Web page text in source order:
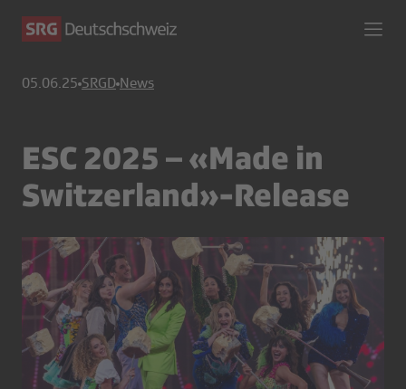
05.06.25 SRGD News
ESC 2025 – «Made in
Switzerland»-Release